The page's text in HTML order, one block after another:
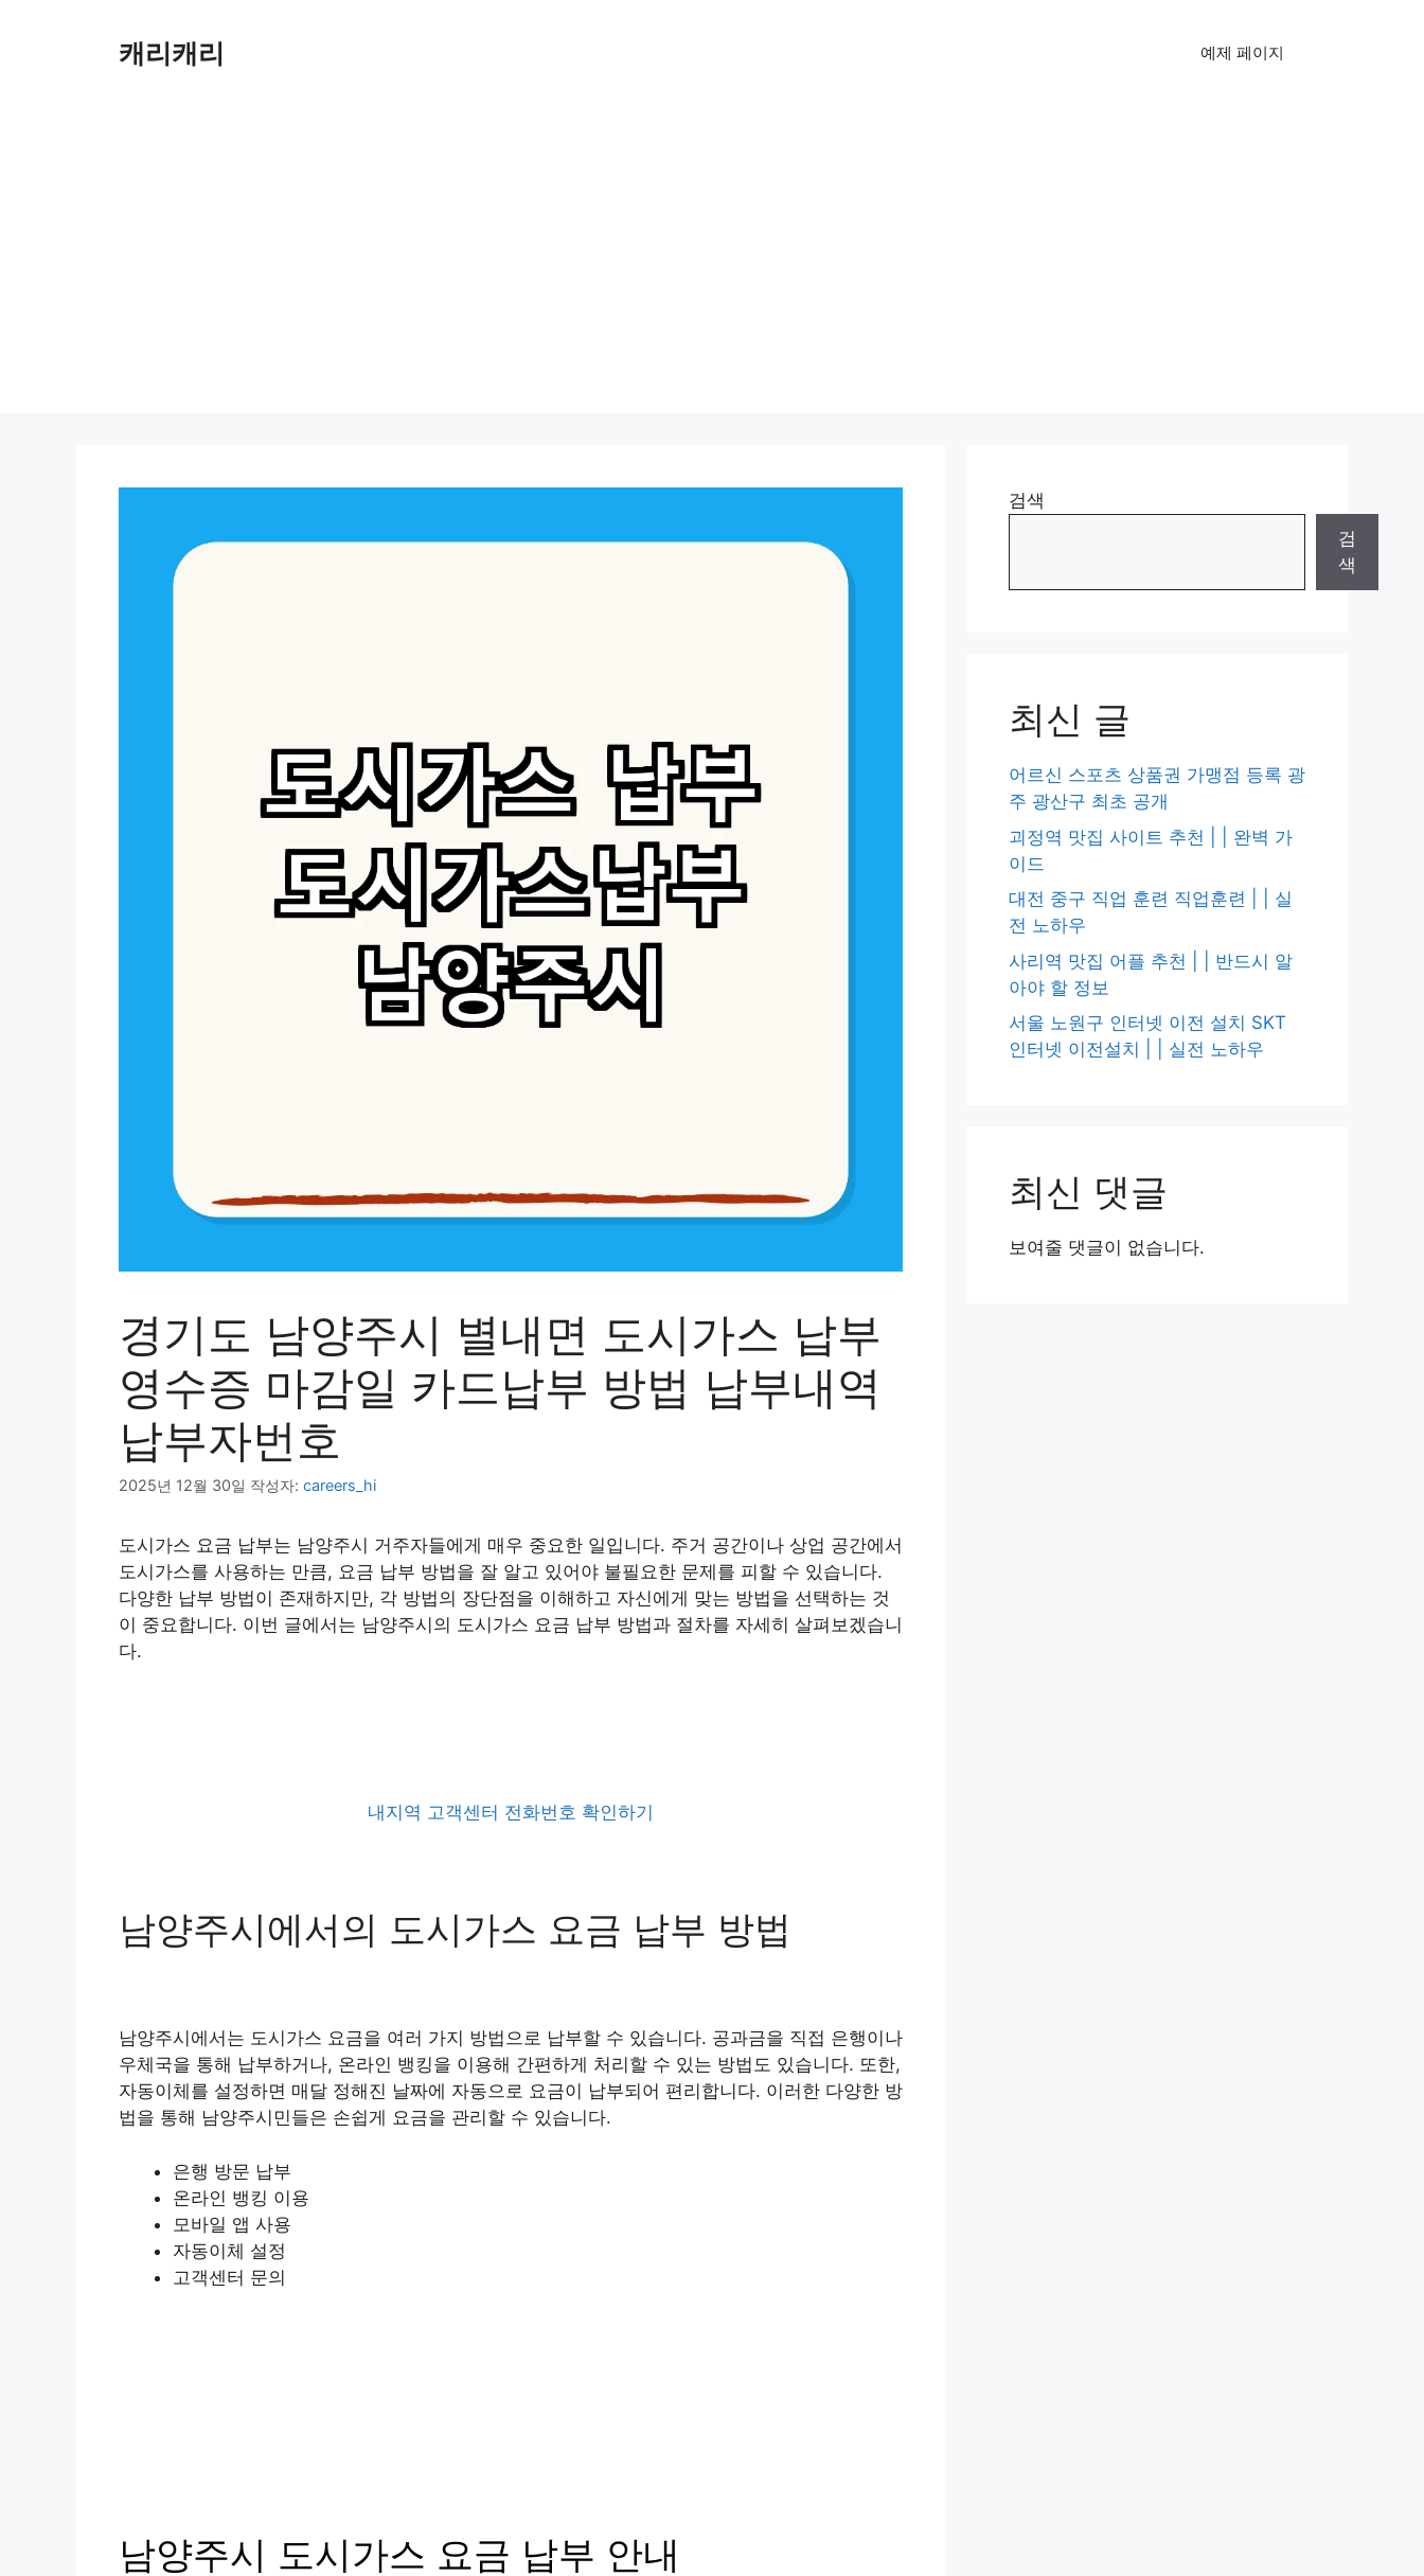
캐리캐리 예제 페이지
경기도 남양주시 별내면 도시가스 납부
영수증 마감일 카드납부 방법 납부내역
납부자번호
2025년 12월 30일 작성자: careers_hi
도시가스 요금 납부는 남양주시 거주자들에게 매우 중요한 일입니다. 주거 공간이나 상업 공간에서
도시가스를 사용하는 만큼, 요금 납부 방법을 잘 알고 있어야 불필요한 문제를 피할 수 있습니다.
다양한 납부 방법이 존재하지만, 각 방법의 장단점을 이해하고 자신에게 맞는 방법을 선택하는 것
이 중요합니다. 이번 글에서는 남양주시의 도시가스 요금 납부 방법과 절차를 자세히 살펴보겠습니
다.
내지역 고객센터 전화번호 확인하기
남양주시에서의 도시가스 요금 납부 방법
남양주시에서는 도시가스 요금을 여러 가지 방법으로 납부할 수 있습니다. 공과금을 직접 은행이나
우체국을 통해 납부하거나, 온라인 뱅킹을 이용해 간편하게 처리할 수 있는 방법도 있습니다. 또한,
자동이체를 설정하면 매달 정해진 날짜에 자동으로 요금이 납부되어 편리합니다. 이러한 다양한 방
법을 통해 남양주시민들은 손쉽게 요금을 관리할 수 있습니다.
은행 방문 납부
온라인 뱅킹 이용
모바일 앱 사용
자동이체 설정
고객센터 문의
남양주시 도시가스 요금 납부 안내
검색
검
색
최신 글
어르신 스포츠 상품권 가맹점 등록 광
주 광산구 최초 공개
괴정역 맛집 사이트 추천 | | 완벽 가
이드
대전 중구 직업 훈련 직업훈련 | | 실
전 노하우
사리역 맛집 어플 추천 | | 반드시 알
아야 할 정보
서울 노원구 인터넷 이전 설치 SKT
인터넷 이전설치 | | 실전 노하우
최신 댓글
보여줄 댓글이 없습니다.